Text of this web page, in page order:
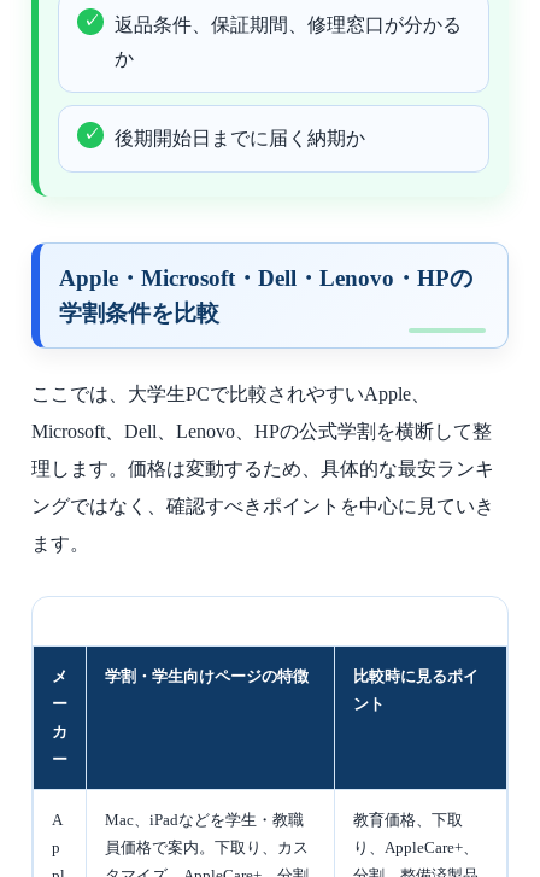
返品条件、保証期間、修理窓口が分かる
か
後期開始日までに届く納期か
Apple・Microsoft・Dell・Lenovo・HPの
学割条件を比較
ここでは、大学生PCで比較されやすいApple、
Microsoft、Dell、Lenovo、HPの公式学割を横断して整
理します。価格は変動するため、具体的な最安ランキ
ングではなく、確認すべきポイントを中心に見ていき
ます。
メ
ー
カ
ー
学割・学生向けページの特徴
比較時に見るポイ
ント
A
p
Mac、iPadなどを学生・教職
員価格で案内。下取り、カス
教育価格、下取
り、AppleCare+、